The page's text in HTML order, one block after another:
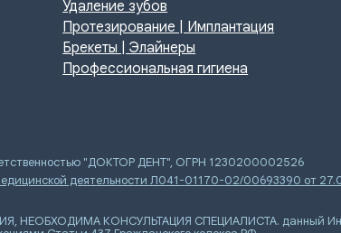
"ДОКТОР ДЕНТ", ОГРН 1230200002526
деятельности Л041-01170-02/00693390 от
КОНСУЛЬТАЦИЯ СПЕЦИАЛИСТА. данный